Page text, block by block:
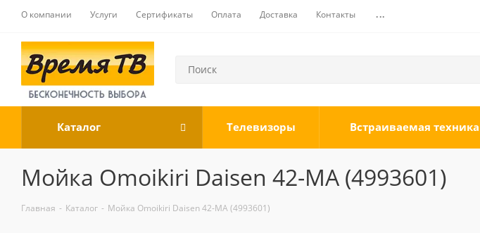
О компании Услуги Сертификаты Оплата Доставка Контакты ...
Каталог Телевизоры Встраиваемая техника
Мойка Omoikiri Daisen 42-MA (4993601)
Главная - Каталог - Мойка Omoikiri Daisen 42-MA (4993601)